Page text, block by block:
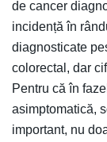
de cancer
incidență în
diagnosticate
colorectal, dar
Pentru că în
asimptomatică,
important, nu